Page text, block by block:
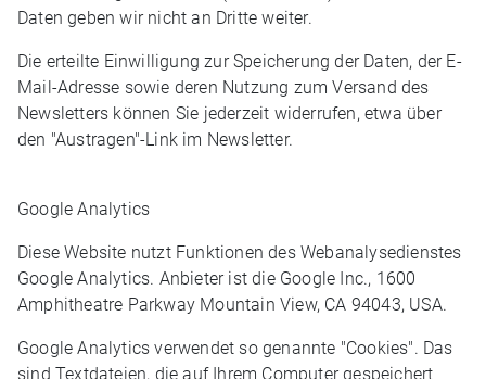
Daten geben wir nicht an Dritte weiter.
Die erteilte Einwilligung zur Speicherung der Daten, der E-
Mail-Adresse sowie deren Nutzung zum Versand des
Newsletters können Sie jederzeit widerrufen, etwa über
den "Austragen"-Link im Newsletter.
Google Analytics
Diese Website nutzt Funktionen des Webanalysedienstes
Google Analytics. Anbieter ist die Google Inc., 1600
Amphitheatre Parkway Mountain View, CA 94043, USA.
Google Analytics verwendet so genannte "Cookies". Das
sind Textdateien, die auf Ihrem Computer gespeichert